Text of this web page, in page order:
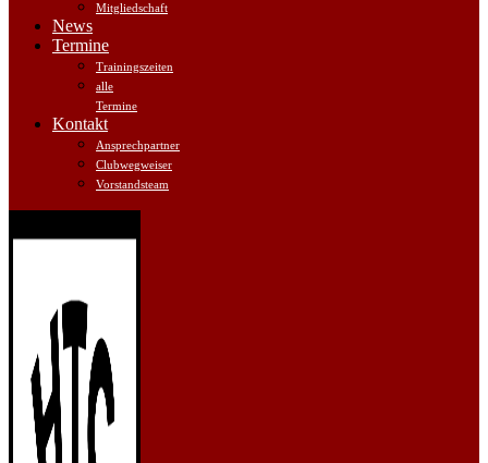
Mitgliedschaft
News
Termine
Trainingszeiten
alle
Termine
Kontakt
Ansprechpartner
Clubwegweiser
Vorstandsteam